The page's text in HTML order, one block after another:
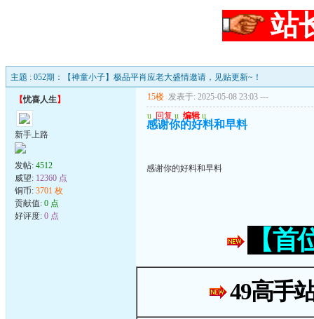
站
主题 : 052期：【神童小子】极品平肖应老大盛情邀请，见贴更新~！
【忧喜人生】
新手上路
发帖: 4512
威望: 12360 点
铜币: 3701 枚
贡献值: 0 点
好评度: 0 点
15楼 发表于: 2025-05-08 23:03 ---
u 回复 u 编辑 u
感谢你的好料和早料
感谢你的好料和早料
【
49高手